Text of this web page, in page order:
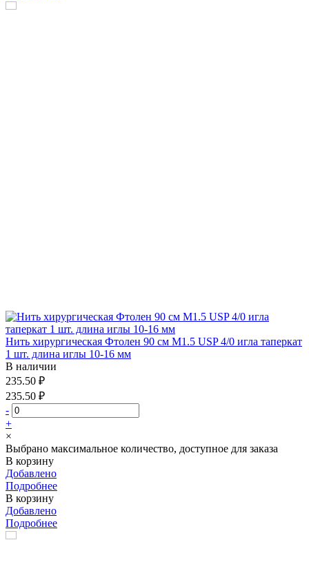
Нить хирургическая Фтолен 90 см М1.5 USP 4/0 игла таперкат
1 шт. длина иглы 10-16 мм
В наличии
235.50 ₽
235.50 ₽
-
+
×
Выбрано максимальное количество, доступное для заказа
В корзину
Добавлено
Подробнее
В корзину
Добавлено
Подробнее